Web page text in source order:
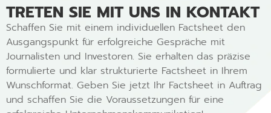
TRETEN SIE MIT UNS IN KONTAKT
Schaffen Sie mit einem individuellen Factsheet den
Ausgangspunkt für erfolgreiche Gespräche mit
Journalisten und Investoren. Sie erhalten das präzise
formulierte und klar strukturierte Factsheet in Ihrem
Wunschformat. Geben Sie jetzt Ihr Factsheet in Auftrag
und schaffen Sie die Voraussetzungen für eine